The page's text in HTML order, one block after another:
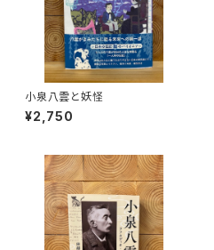
小泉八雲と妖怪
¥2,750